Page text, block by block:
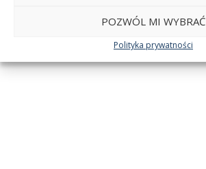
POZWÓL MI WYBRAĆ
Polityka prywatności